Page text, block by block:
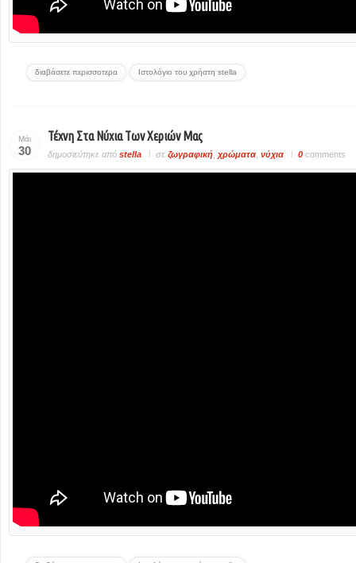
διαβάσετε περισσοτερα Ιστολόγιο του χρήστη stella
Μάι
30
Τέχνη Στα Νύχια Των Χεριών Μας
δημοσιεύτηκε από stella σε ζωγραφική χρώματα νύχια 0 comments